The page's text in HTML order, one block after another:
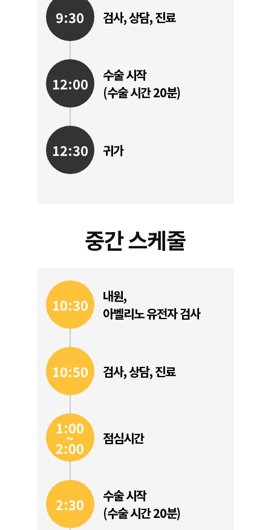
9:30 검사, 상담, 진료
12:00
수술 시작
(수술 시간 20분)
12:30 귀가
중간 스케줄
10:30
내원,
아벨리노 유전자 검사
10:50 검사, 상담, 진료
1:00
~
2:00
점심시간
2:30
수술 시작
(수술 시간 20분)